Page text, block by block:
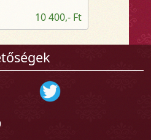
10 400,- Ft